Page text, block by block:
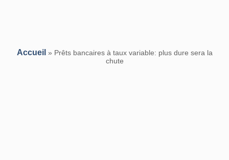
Accueil » Prêts bancaires à taux variable: plus dure sera la
chute